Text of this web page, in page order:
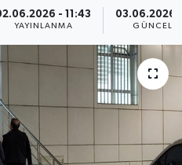
- 11:43
YAYINLANMA
03.06.2026